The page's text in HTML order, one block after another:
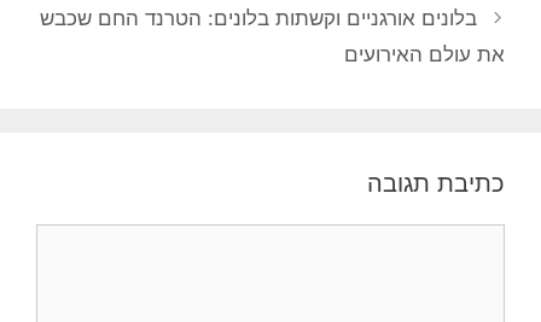
בלונים אורגניים וקשתות בלונים: הטרנד החם שכבש
את עולם האירועים
כתיבת תגובה